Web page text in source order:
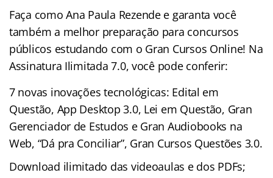
Faça como Ana Paula Rezende e garanta você
também a melhor preparação para concursos
públicos estudando com o Gran Cursos Online! Na
Assinatura Ilimitada 7.0, você pode conferir:
7 novas inovações tecnológicas: Edital em
Questão, App Desktop 3.0, Lei em Questão, Gran
Gerenciador de Estudos e Gran Audiobooks na
Web, “Dá pra Conciliar”, Gran Cursos Questões 3.0.
Download ilimitado das videoaulas e dos PDFs;